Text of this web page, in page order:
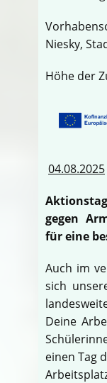
Niesky,
Höhe der
04.08.2025
gegen
für eine
Auch im
sich
Deine
einen Tag